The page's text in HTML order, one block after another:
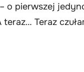
o pierwszej
teraz… Teraz